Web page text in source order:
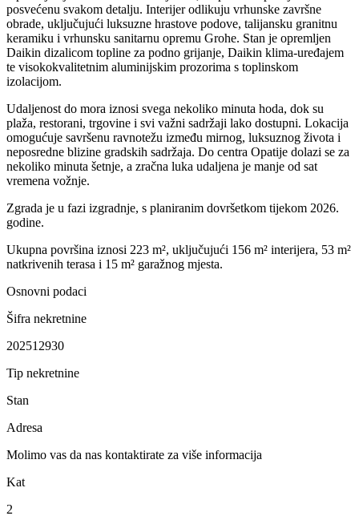
posvećenu svakom detalju. Interijer odlikuju vrhunske završne
obrade, uključujući luksuzne hrastove podove, talijansku granitnu
keramiku i vrhunsku sanitarnu opremu Grohe. Stan je opremljen
Daikin dizalicom topline za podno grijanje, Daikin klima-uređajem
te visokokvalitetnim aluminijskim prozorima s toplinskom
izolacijom.
Udaljenost do mora iznosi svega nekoliko minuta hoda, dok su
plaža, restorani, trgovine i svi važni sadržaji lako dostupni. Lokacija
omogućuje savršenu ravnotežu između mirnog, luksuznog života i
neposredne blizine gradskih sadržaja. Do centra Opatije dolazi se za
nekoliko minuta šetnje, a zračna luka udaljena je manje od sat
vremena vožnje.
Zgrada je u fazi izgradnje, s planiranim dovršetkom tijekom 2026.
godine.
Ukupna površina iznosi 223 m², uključujući 156 m² interijera, 53 m²
natkrivenih terasa i 15 m² garažnog mjesta.
Osnovni podaci
Šifra nekretnine
202512930
Tip nekretnine
Stan
Adresa
Molimo vas da nas kontaktirate za više informacija
Kat
2